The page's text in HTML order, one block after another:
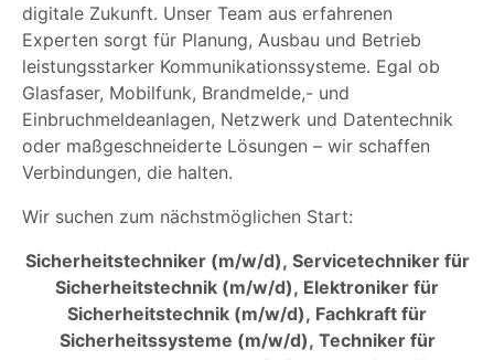
digitale Zukunft. Unser Team aus erfahrenen
Experten sorgt für Planung, Ausbau und Betrieb
leistungsstarker Kommunikationssysteme. Egal ob
Glasfaser, Mobilfunk, Brandmelde,- und
Einbruchmeldeanlagen, Netzwerk und Datentechnik
oder maßgeschneiderte Lösungen – wir schaffen
Verbindungen, die halten.
Wir suchen zum nächstmöglichen Start:
Sicherheitstechniker (m/w/d), Servicetechniker für
Sicherheitstechnik (m/w/d), Elektroniker für
Sicherheitstechnik (m/w/d), Fachkraft für
Sicherheitssysteme (m/w/d), Techniker für